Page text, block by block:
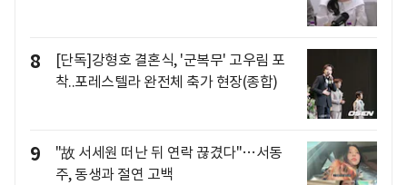
8
[단독]강형호 결혼식, '군복무' 고우림 포
착..포레스텔라 완전체 축가 현장(종합)
9
"故 서세원 떠난 뒤 연락 끊겼다"…서동
주, 동생과 절연 고백